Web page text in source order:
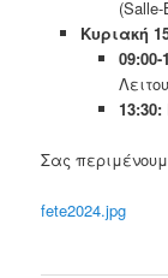
Κυριακή
09:00-
13:30:
Σας
fete2024.jpg